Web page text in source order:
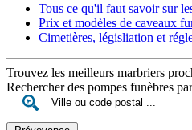
Tous ce qu'il faut savoir sur
Prix et modèles de caveaux
Cimetières, législiation et
Trouvez les meilleurs marbriers
Rechercher des pompes funèbres